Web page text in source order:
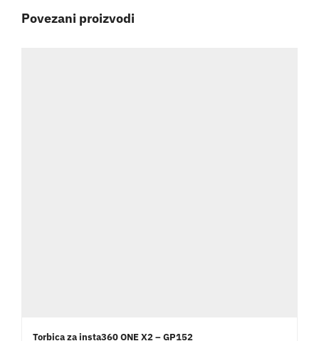
Povezani proizvodi
Torbica za insta360 ONE X2 – GP152